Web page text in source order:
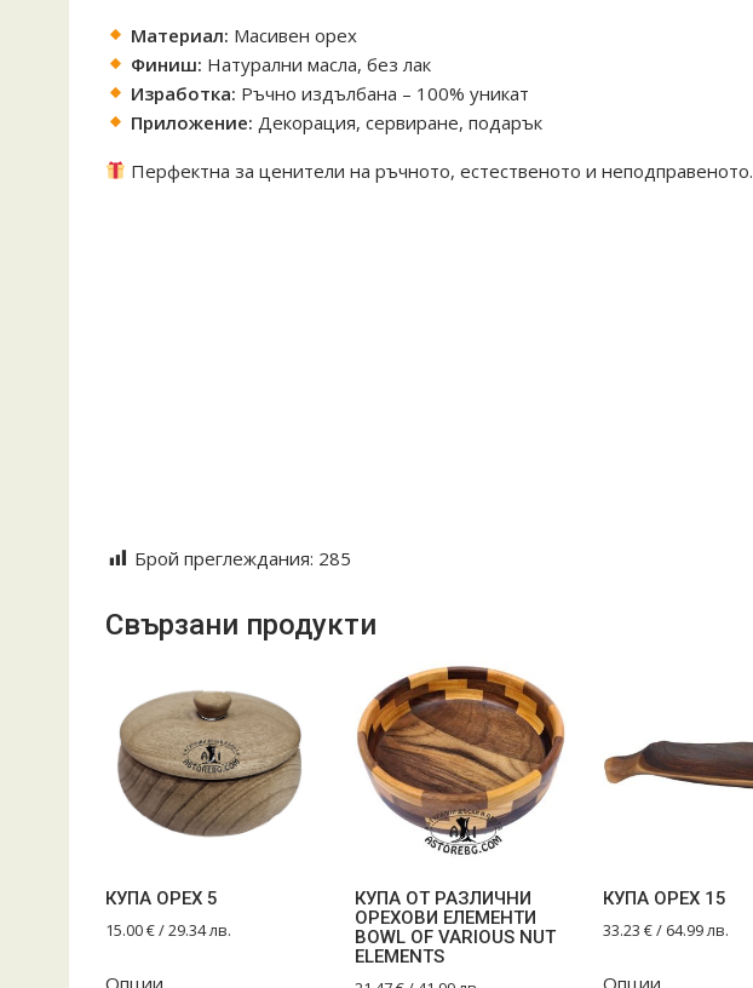
Материал: Масивен орех
Финиш: Натурални масла, без лак
Изработка: Ръчно издълбана – 100% уникат
Приложение: Декорация, сервиране, подарък
Перфектна за ценители на ръчното, естественото и неподправеното.
Брой преглеждания: 285
Свързани продукти
КУПА ОРЕХ 5
15.00€/ 29.34 лв.
Опции
КУПА ОТ РАЗЛИЧНИ
ОРЕХОВИ ЕЛЕМЕНТИ
BOWL OF VARIOUS NUT
ELEMENTS
КУПА ОРЕХ 15
33.23€/ 64.99 лв.
Опции